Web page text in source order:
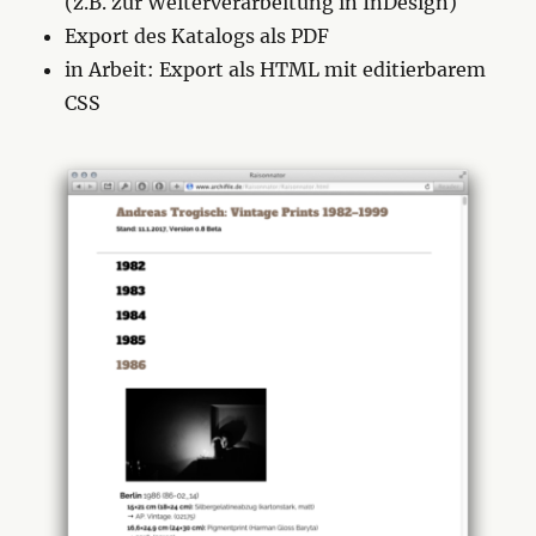
Export des Katalogs als PDF
in Arbeit: Export als HTML mit editierbarem
CSS